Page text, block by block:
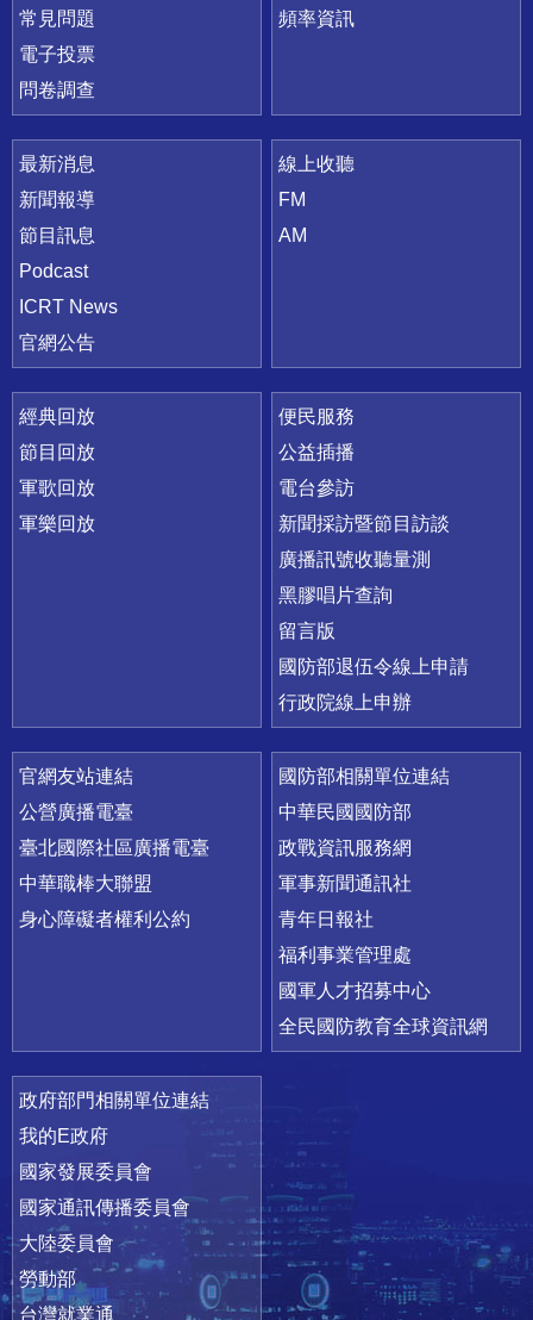
常見問題
電子投票
問卷調查
頻率資訊
最新消息
新聞報導
節目訊息
Podcast
ICRT News
官網公告
線上收聽
FM
AM
經典回放
節目回放
軍歌回放
軍樂回放
便民服務
公益插播
電台參訪
新聞採訪暨節目訪談
廣播訊號收聽量測
黑膠唱片查詢
留言版
國防部退伍令線上申請
行政院線上申辦
官網友站連結
公營廣播電臺
臺北國際社區廣播電臺
中華職棒大聯盟
身心障礙者權利公約
國防部相關單位連結
中華民國國防部
政戰資訊服務網
軍事新聞通訊社
青年日報社
福利事業管理處
國軍人才招募中心
全民國防教育全球資訊網
政府部門相關單位連結
我的E政府
國家發展委員會
國家通訊傳播委員會
大陸委員會
勞動部
台灣就業通